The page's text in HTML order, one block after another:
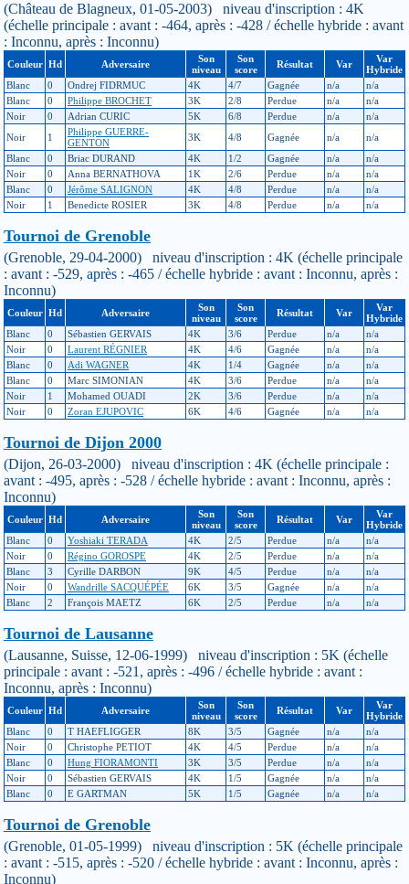
(Château de Blagneux, 01-05-2003) niveau d'inscription : 4K
(échelle principale : avant : -464, après : -428 / échelle hybride : avant
: Inconnu, après : Inconnu)
Couleur Hd Adversaire
Son
niveau
Son
score
Résultat Var
Var
Hybride
Blanc
0 Ondrej FIDRMUC 4K 4/7 Gagnée n/a
n/a
Blanc
0 Philippe BROCHET 3K 2/8 Perdue n/a
n/a
Noir
0 Adrian CURIC 5K 6/8 Perdue n/a
n/a
Noir
1
Philippe GUERRE-
GENTON
3K 4/8 Gagnée n/a
n/a
Blanc
0 Briac DURAND 4K 1/2 Gagnée n/a
n/a
Noir
0 Anna BERNATHOVA 1K 2/6 Perdue n/a
n/a
Blanc
0 Jérôme SALIGNON 4K 4/8 Perdue n/a
n/a
Noir
1 Benedicte ROSIER 3K 4/8 Perdue n/a n/a
Tournoi de Grenoble
(Grenoble, 29-04-2000) niveau d'inscription : 4K (échelle principale
: avant : -529, après : -465 / échelle hybride : avant : Inconnu, après :
Inconnu)
Couleur Hd Adversaire
Son
niveau
Son
score
Résultat Var
Var
Hybride
Blanc
0 Sébastien GERVAIS 4K 3/6 Perdue n/a
n/a
Noir
0 Laurent RÉGNIER 4K 4/6 Gagnée n/a
n/a
Blanc
0 Adi WAGNER 4K 1/4 Gagnée n/a
n/a
Blanc
0 Marc SIMONIAN 4K 3/6 Perdue n/a
n/a
Noir
1 Mohamed OUADI 2K 3/6 Perdue n/a
n/a
Noir
0 Zoran EJUPOVIC 6K 4/6 Gagnée n/a n/a
Tournoi de Dijon 2000
(Dijon, 26-03-2000) niveau d'inscription : 4K (échelle principale :
avant : -495, après : -528 / échelle hybride : avant : Inconnu, après :
Inconnu)
Couleur Hd Adversaire
Son
niveau
Son
score
Résultat Var
Var
Hybride
Blanc
0 Yoshiaki TERADA 4K 2/5 Perdue n/a
n/a
Noir
0 Régino GOROSPE 4K 2/5 Perdue n/a
n/a
Blanc
3 Cyrille DARBON 9K 4/5 Perdue n/a
n/a
Noir
0 Wandrille SACQUÉPÉE 6K 3/5 Gagnée n/a
n/a
Blanc
2 François MAETZ 6K 2/5 Perdue n/a n/a
Tournoi de Lausanne
(Lausanne, Suisse, 12-06-1999) niveau d'inscription : 5K (échelle
principale : avant : -521, après : -496 / échelle hybride : avant :
Inconnu, après : Inconnu)
Couleur Hd Adversaire
Son
niveau
Son
score
Résultat Var
Var
Hybride
Blanc
0 T HAEFLIGGER 8K 3/5 Gagnée n/a
n/a
Noir
0 Christophe PETIOT 4K 4/5 Perdue n/a
n/a
Blanc
0 Hung FIORAMONTI 3K 3/5 Perdue n/a
n/a
Noir
0 Sébastien GERVAIS 4K 1/5 Gagnée n/a
n/a
Blanc
0 E GARTMAN 5K 1/5 Gagnée n/a n/a
Tournoi de Grenoble
(Grenoble, 01-05-1999) niveau d'inscription : 5K (échelle principale
: avant : -515, après : -520 / échelle hybride : avant : Inconnu, après :
Inconnu)